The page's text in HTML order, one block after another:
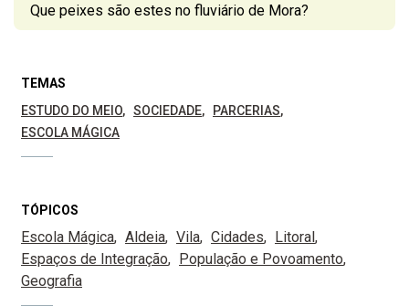
Que peixes são estes no fluviário de Mora?
TEMAS
ESTUDO DO MEIO
SOCIEDADE
PARCERIAS
ESCOLA MÁGICA
TÓPICOS
Escola Mágica Aldeia Vila Cidades
Litoral
Espaços de Integração
População e Povoamento
Geografia